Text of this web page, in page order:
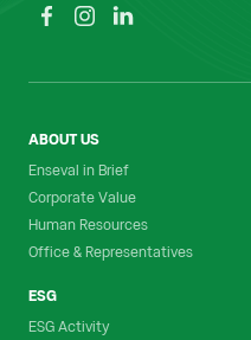
ABOUT US
Enseval in Brief
Corporate Value
Human Resources
Office & Representatives
ESG
ESG Activity